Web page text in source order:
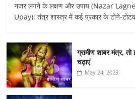
नजर लगने के लक्षण और उपाय (Nazar
Upay): तंत्र शास्त्र में कई प्रकार के टोने-
ग्रामीण शाबर मंत्र,
चढ़ाएं
May 24, 2023